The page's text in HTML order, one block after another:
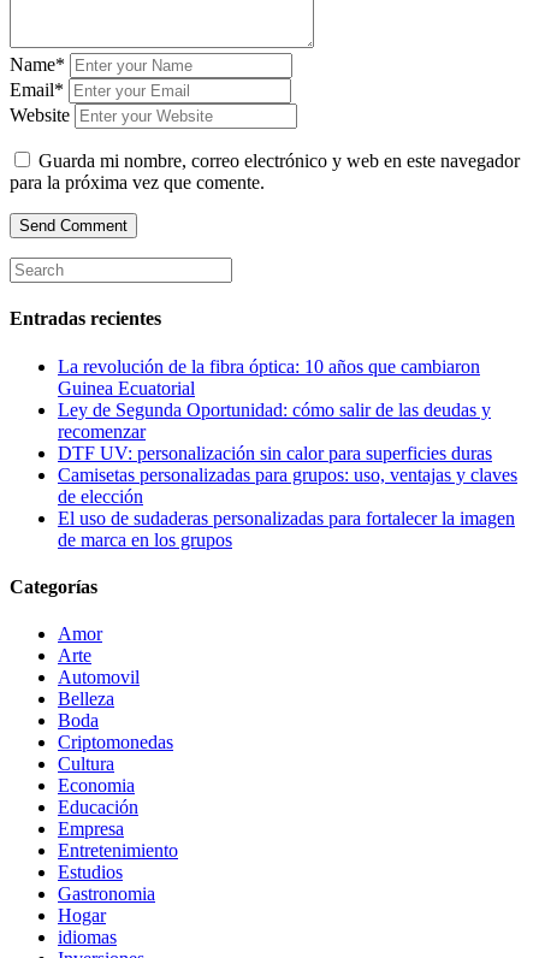
Name*
Email*
Website
Guarda mi nombre, correo electrónico y web en este navegador
para la próxima vez que comente.
Entradas recientes
La revolución de la fibra óptica: 10 años que cambiaron
Guinea Ecuatorial
Ley de Segunda Oportunidad: cómo salir de las deudas y
recomenzar
DTF UV: personalización sin calor para superficies duras
Camisetas personalizadas para grupos: uso, ventajas y claves
de elección
El uso de sudaderas personalizadas para fortalecer la imagen
de marca en los grupos
Categorías
Amor
Arte
Automovil
Belleza
Boda
Criptomonedas
Cultura
Economia
Educación
Empresa
Entretenimiento
Estudios
Gastronomia
Hogar
idiomas